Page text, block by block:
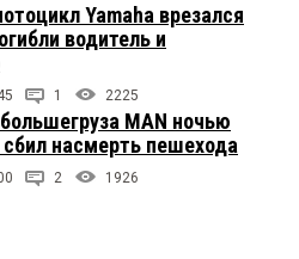
Yamaha врезался
водитель и
1 2225
MAN ночью
сбил насмерть пешехода
2 1926